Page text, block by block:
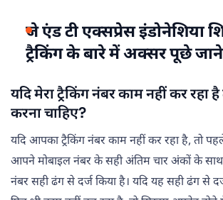
जे एंड टी एक्सप्रेस इंडोनेशिया
ट्रैकिंग के बारे में अक्सर पूछे जाने
यदि मेरा ट्रैकिंग नंबर काम नहीं कर रहा
करना चाहिए?
यदि आपका ट्रैकिंग नंबर काम नहीं कर रहा है, तो
आपने मोबाइल नंबर के सही अंतिम चार अंकों के साथ
नंबर सही ढंग से दर्ज किया है। यदि यह सही ढंग से